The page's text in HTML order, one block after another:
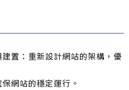
置：重新設計網站的架構，優
網站的穩定運行。